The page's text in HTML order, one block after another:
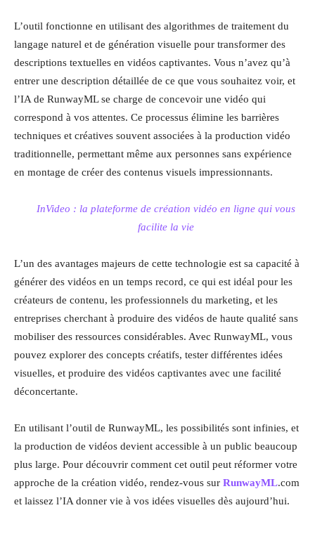
L’outil fonctionne en utilisant des algorithmes de traitement du
langage naturel et de génération visuelle pour transformer des
descriptions textuelles en vidéos captivantes. Vous n’avez qu’à
entrer une description détaillée de ce que vous souhaitez voir, et
l’IA de RunwayML se charge de concevoir une vidéo qui
correspond à vos attentes. Ce processus élimine les barrières
techniques et créatives souvent associées à la production vidéo
traditionnelle, permettant même aux personnes sans expérience
en montage de créer des contenus visuels impressionnants.
InVideo : la plateforme de création vidéo en ligne qui vous
facilite la vie
L’un des avantages majeurs de cette technologie est sa capacité à
générer des vidéos en un temps record, ce qui est idéal pour les
créateurs de contenu, les professionnels du marketing, et les
entreprises cherchant à produire des vidéos de haute qualité sans
mobiliser des ressources considérables. Avec RunwayML, vous
pouvez explorer des concepts créatifs, tester différentes idées
visuelles, et produire des vidéos captivantes avec une facilité
déconcertante.
En utilisant l’outil de RunwayML, les possibilités sont infinies, et
la production de vidéos devient accessible à un public beaucoup
plus large. Pour découvrir comment cet outil peut réformer votre
approche de la création vidéo, rendez-vous sur RunwayML.com
et laissez l’IA donner vie à vos idées visuelles dès aujourd’hui.